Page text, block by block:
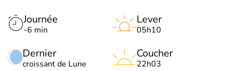
Journée
-6 min
Dernier
croissant de Lune
Lever
05h10
Coucher
22h03